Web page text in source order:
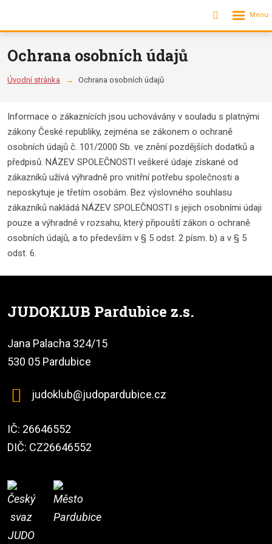
Vyhledávání
Rozbalení
menu
Ochrana osobních údajů
Úvodní stránka Ochrana osobních údajů
Informace o zákaznících jsou uchovávány v souladu s platnými
zákony České republiky, zejména se zákonem o ochraně
osobních údajů č. 101/2000 Sb. ve znění pozdějších dodatků a
předpisů. NÁZEV SPOLEČNOSTI veškeré údaje získané od
zákazníků užívá výhradně pro vnitřní potřebu společnosti a
neposkytuje je třetím osobám. Bez výslovného souhlasu
zákazníků nakládá NÁZEV SPOLEČNOSTI s jejich osobními údaji
pouze a výhradně v rozsahu, který připouští zákon o ochraně
osobních údajů, a to především v § 5 odst. 2 písm. b) a v § 5
odst. 6.
JUDOKLUB Pardubice z.s.
Jana Palacha 324/15
530 05 Pardubice
judoklub@judopardubice.cz
IČ: 26646552
DIČ: CZ26646552